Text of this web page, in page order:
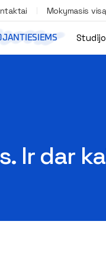
Mokymasis
Ir dar